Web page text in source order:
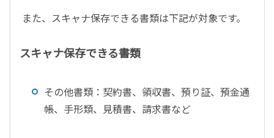
また、スキャナ保存できる書類は下記が対象です。
スキャナ保存できる書類
その他書類：契約書、領収書、預り証、預金通
帳、手形類、見積書、請求書など